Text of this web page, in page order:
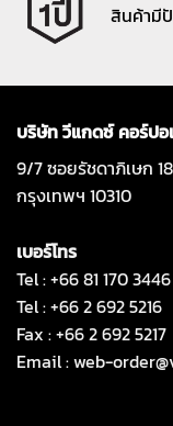
สินค้ามี
บริษัท วีแกดซ์ คอร์ปอ
9/7 ซอยรัชดาภิเษก
กรุงเทพฯ 10310
เบอร์โทร
Tel : +66 81 170
Tel : +66 2 692 5216
Fax : +66 2 692 5217
Email :web-